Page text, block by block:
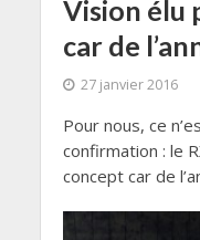
Vision élu
car de
27 janvier 2016
Pour nous, ce
confirmation : le
concept car de